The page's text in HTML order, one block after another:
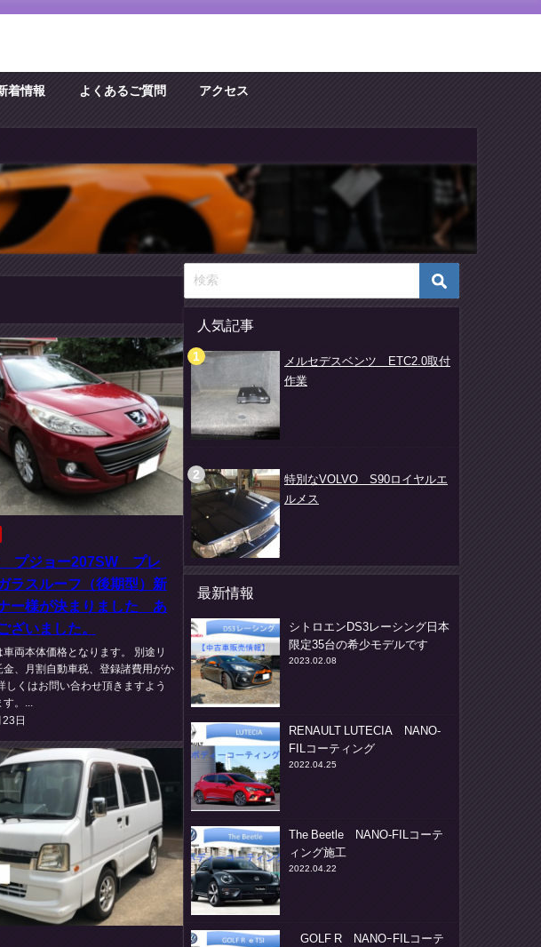
着情報 よくあるご質問 アクセス
プジョー207SW プレ
ラスルーフ（後期型）新
ー様が決まりました あ
ざいました。
両本体価格となります。 別途リ
金、月割自動車税、登録諸費用がか
しくはお問い合わせ頂きますよう
。...
日
人気記事
メルセデスベンツ ETC2.0取付
作業
特別なVOLVO S90ロイヤルエ
ルメス
最新情報
シトロエンDS3レーシング日本
限定35台の希少モデルです
2023.02.08
RENAULT LUTECIA NANO-
FILコーティング
2022.04.25
The Beetle NANO-FILコーテ
ィング施工
2022.04.22
GOLF R NANOｰFILコーテ